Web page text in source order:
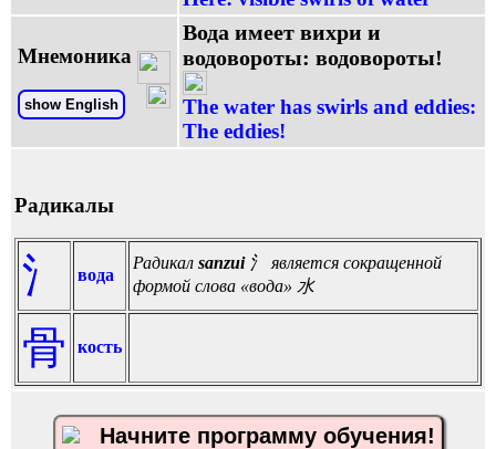
Мнемоника
show English
Вода имеет вихри и
водовороты: водовороты!
The water has swirls and eddies:
The eddies!
Радикалы
氵 вода
Радикал sanzui氵 является сокращенной
формой слова «вода» 水
骨 кость
Начните программу обучения!